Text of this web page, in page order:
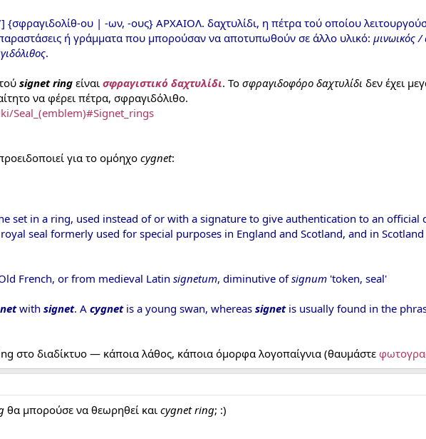
{σφραγιδολίθ-ου | -ων, -ους} ΑΡΧΑΙΟΛ. δαχτυλίδι, η πέτρα τού οποίου
ή γράμματα που μπορούσαν να αποτυπωθούν σε άλλο υλικό: μινωικός /
.
signet ring είναι σφραγιστικό δαχτυλίδι. Το σφραγιδοφόρο δαχτυλίδι δεν έχει
να φέρει πέτρα, σφραγιδόλιθο.
Seal_(emblem)#Signet_rings
για το ομόηχο cygnet:
set in a ring, used instead of or with a signature to give authentication to an official
seal formerly used for special purposes in England and Scotland, and in
French, or from medieval Latin signetum, diminutive ofsignum 'token, seal'
with signet. A cygnetis a young swan, whereas signetis usually found in the
στο διαδίκτυο — κάποια λάθος, κάποια όμορφα λογοπαίγνια (θαυμάστε
θα μπορούσε να θεωρηθεί και cygnet ring; :)